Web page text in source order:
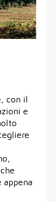
con il
e